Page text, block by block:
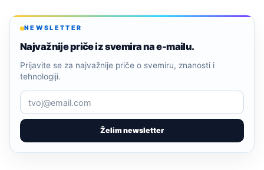
NEWSLETTER
Najvažnije priče iz svemira na e-mailu.
Želim newsletter
Prijavite se za najvažnije priče o svemiru, znanosti i
tehnologiji.